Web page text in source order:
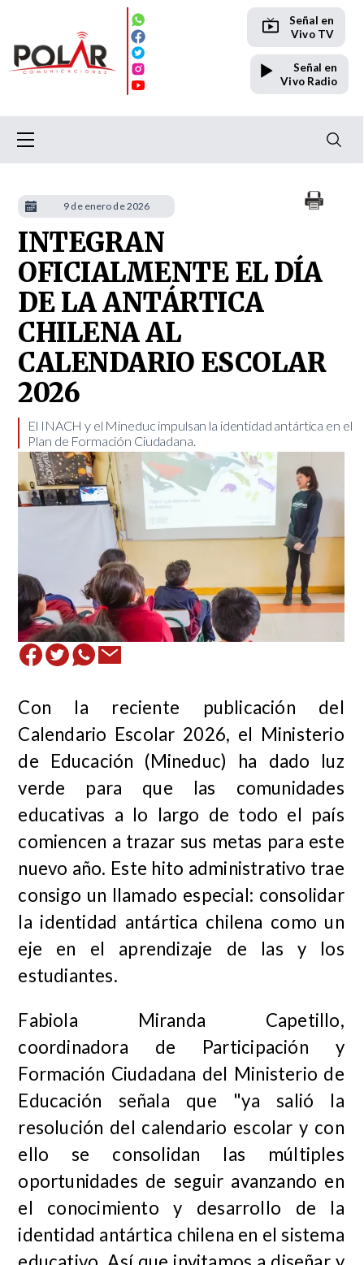
Señal en
Vivo TV
Señal en
Vivo Radio
INTEGRAN
OFICIALMENTE EL DÍA
DE LA ANTÁRTICA
CHILENA AL
CALENDARIO ESCOLAR
2026
​El INACH y el Mineduc impulsan la identidad antártica en el
Plan de Formación Ciudadana.
Con la reciente publicación del
Calendario Escolar 2026, el Ministerio
de Educación (Mineduc) ha dado luz
verde para que las comunidades
educativas a lo largo de todo el país
comiencen a trazar sus metas para este
nuevo año. Este hito administrativo trae
consigo un llamado especial: consolidar
la identidad antártica chilena como un
eje en el aprendizaje de las y los
estudiantes.
Fabiola Miranda Capetillo,
coordinadora de Participación y
Formación Ciudadana del Ministerio de
Educación señala que "ya salió la
resolución del calendario escolar y con
ello se consolidan las múltiples
oportunidades de seguir avanzando en
el conocimiento y desarrollo de la
identidad antártica chilena en el sistema
9 de enero de 2026